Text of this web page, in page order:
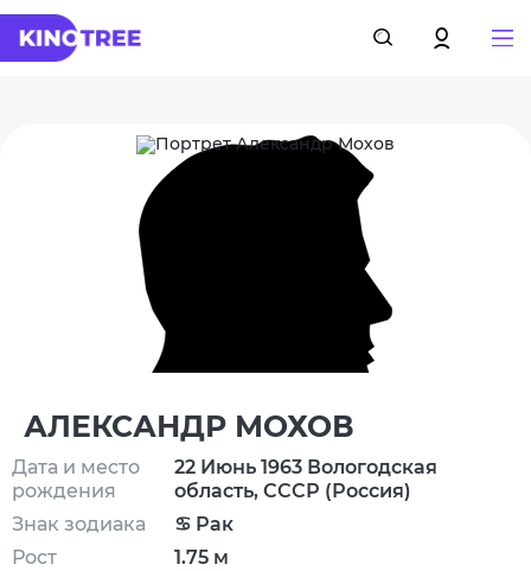
АЛЕКСАНДР МОХОВ
Дата и место
рождения
Знак зодиака
Рост
22 Июнь 1963 Вологодская
область, СССР (Россия)
♋ Рак
1.75 м